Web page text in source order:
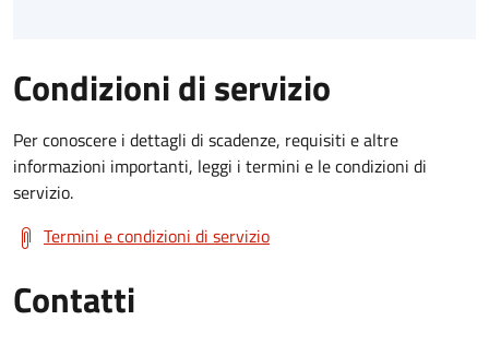
Condizioni di servizio
Per conoscere i dettagli di scadenze, requisiti e altre
informazioni importanti, leggi i termini e le condizioni di
servizio.
Termini e condizioni di servizio
Contatti